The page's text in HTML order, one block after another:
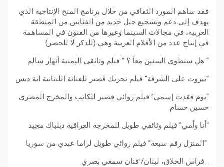
فقد ساهم المورد الثقافي من خلال برنامج المنح الإنتاجية الذي
يهدف إلى دعم وتشجيع جيل جديد من الفنانين من المنطقة
العربية، في مجالات السينما وغيرها من الفنون في المساهمة
في إنتاج عدد من الأفلام العربية وهي (للذكر لا للحصر)
“ هل سنطوي السنين معاً ؟ ” فيلم وثائقي اليمنية أنهار سالم
“بيروت على الشرفة” فيلم تحريك قصير للفنانة اللبنانية اية دبس
“يوم فقدت إسمي” فيلم روائي قصير للكاتب والمخرج المصري
حسين حسام
“أنا وأمي” فيلم وثائقي طويل للمخرجة العراقية ديلباك مجيد
“المنزل رقم سبعة” فيلم روائي طويل لراما عبدي من سوريا
_فراس الحلاق، لبنان/ فنان سمعي بصري